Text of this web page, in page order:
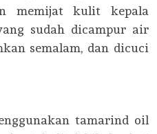
memijat kulit kepala
sudah dicampur air
semalam, dan dicuci
tamarind oil